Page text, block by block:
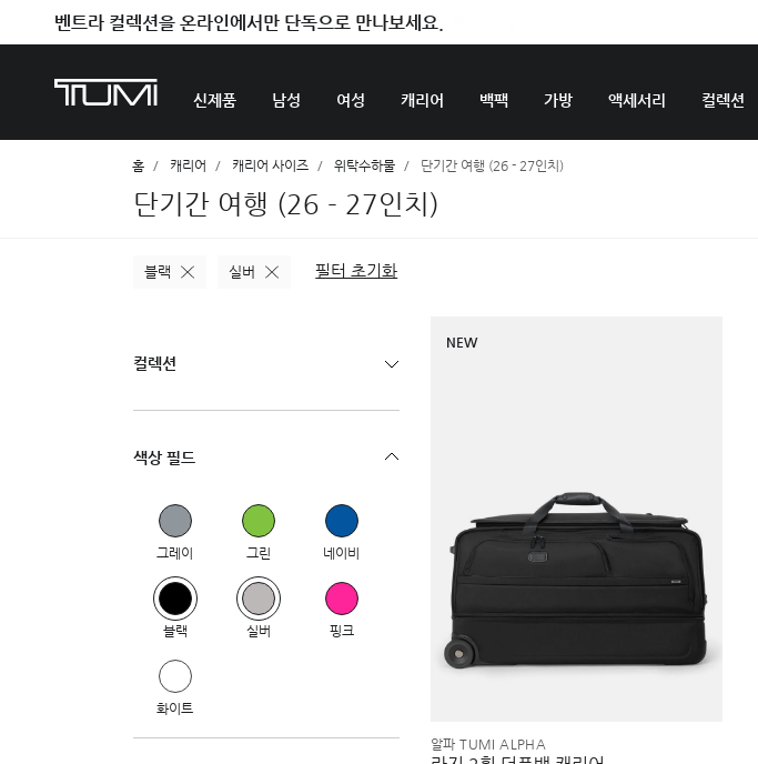
벤트라 컬렉션을 온라인에서만 단독으로 만나보세요.
신제품 남성 여성 캐리어 백팩 가방 액세서리 컬렉션
홈 캐리어 캐리어 사이즈 위탁수하물 단기간 여행 (26 - 27인치)
단기간 여행 (26 - 27인치)
필터 초기화
블랙 실버
컬렉션
색상 필드
그레이 그린 네이비
블랙 실버 핑크
화이트
NEW
알파 TUMI ALPHA